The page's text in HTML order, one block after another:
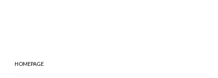
HOMEPAGE